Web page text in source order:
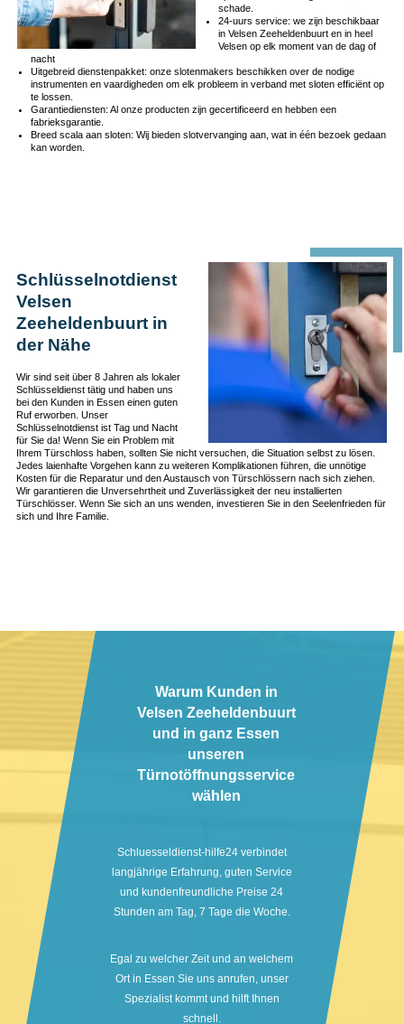
schade.
24-uurs service: we zijn beschikbaar
in Velsen Zeeheldenbuurt en in heel
Velsen op elk moment van de dag of
nacht
Uitgebreid dienstenpakket: onze slotenmakers beschikken over de nodige
instrumenten en vaardigheden om elk probleem in verband met sloten efficiënt op
te lossen.
Garantiediensten: Al onze producten zijn gecertificeerd en hebben een
fabrieksgarantie.
Breed scala aan sloten: Wij bieden slotvervanging aan, wat in één bezoek gedaan
kan worden.
Schlüsselnotdienst
Velsen
Zeeheldenbuurt in
der Nähe
Wir sind seit über 8 Jahren als lokaler
Schlüsseldienst tätig und haben uns
bei den Kunden in Essen einen guten
Ruf erworben. Unser
Schlüsselnotdienst ist Tag und Nacht
für Sie da! Wenn Sie ein Problem mit
Ihrem Türschloss haben, sollten Sie nicht versuchen, die Situation selbst zu lösen.
Jedes laienhafte Vorgehen kann zu weiteren Komplikationen führen, die unnötige
Kosten für die Reparatur und den Austausch von Türschlössern nach sich ziehen.
Wir garantieren die Unversehrtheit und Zuverlässigkeit der neu installierten
Türschlösser. Wenn Sie sich an uns wenden, investieren Sie in den Seelenfrieden für
sich und Ihre Familie.
Warum Kunden in
Velsen Zeeheldenbuurt
und in ganz Essen
unseren
Türnotöffnungsservice
wählen
Schluesseldienst-hilfe24 verbindet
langjährige Erfahrung, guten Service
und kundenfreundliche Preise 24
Stunden am Tag, 7 Tage die Woche.
Egal zu welcher Zeit und an welchem
Ort in Essen Sie uns anrufen, unser
Spezialist kommt und hilft Ihnen
schnell.